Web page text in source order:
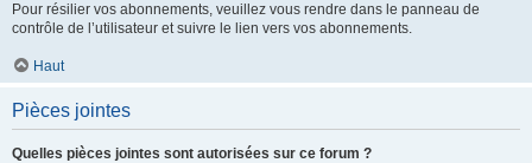
Pour résilier vos abonnements, veuillez vous rendre dans le panneau de
contrôle de l’utilisateur et suivre le lien vers vos abonnements.
Haut
Pièces jointes
Quelles pièces jointes sont autorisées sur ce forum ?